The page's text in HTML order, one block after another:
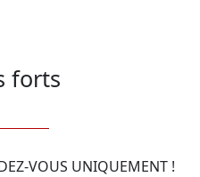
forts